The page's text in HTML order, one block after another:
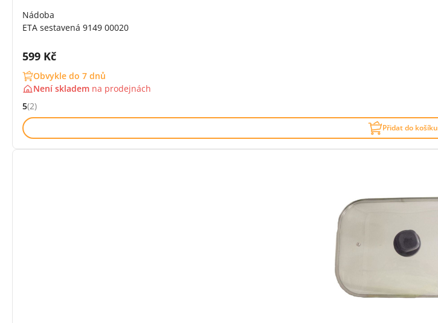
Nádoba
ETA sestavená 9149 00020
Cena s DPH:
599 Kč
Obvykle do 7 dnů
Není skladem na prodejnách
Hodnocení: 5 z 5 (2 recenzí)
5(2)
Přidat do košíku